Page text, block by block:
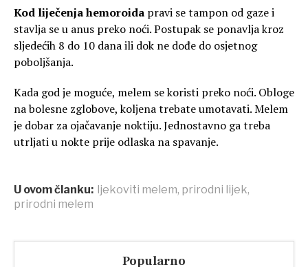
Kod liječenja hemoroida pravi se tampon od gaze i
stavlja se u anus preko noći. Postupak se ponavlja kroz
sljedećih 8 do 10 dana ili dok ne dođe do osjetnog
poboljšanja.
Kada god je moguće, melem se koristi preko noći. Obloge
na bolesne zglobove, koljena trebate umotavati. Melem
je dobar za ojačavanje noktiju. Jednostavno ga treba
utrljati u nokte prije odlaska na spavanje.
U ovom članku: ljekoviti melem, prirodni lijek,
prirodni melem
Popularno